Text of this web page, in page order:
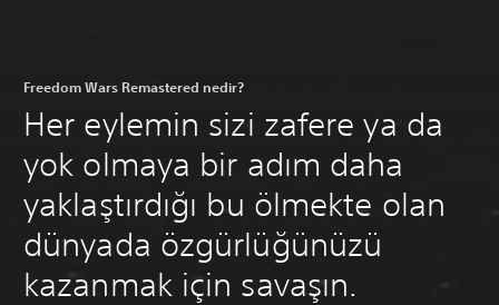
Freedom Wars Remastered nedir?
Her eylemin sizi zafere ya da
yok olmaya bir adım daha
yaklaştırdığı bu ölmekte olan
dünyada özgürlüğünüzü
kazanmak için savaşın.